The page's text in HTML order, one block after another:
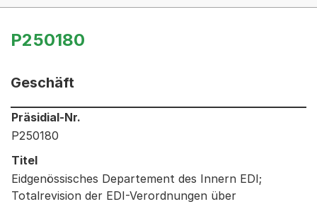
P250180
Geschäft
Informationen zum Ausgewählten Geschäft
Präsidial-Nr.
P250180
Titel
Eidgenössisches Departement des Innern EDI;
Totalrevision der EDI-Verordnungen über